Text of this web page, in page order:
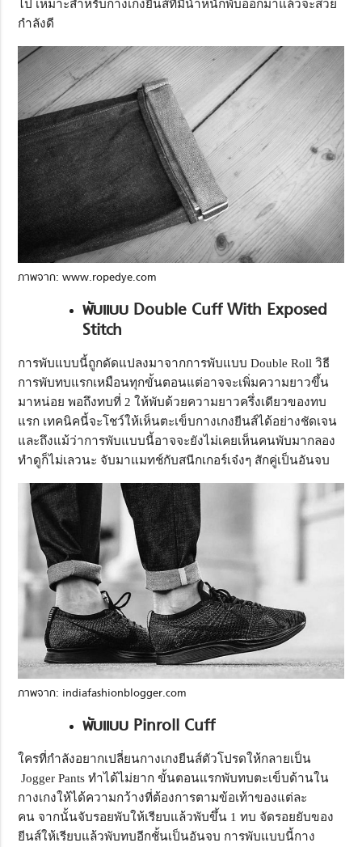
ไป เหมาะสำหรับกางเกงยีนส์ที่มีน้ำหนักพับออกมาแล้วจะสวย
กำลังดี
ภาพจาก: www.ropedye.com
พับแบบ Double Cuff With Exposed
Stitch
การพับแบบนี้ถูกดัดแปลงมาจากการพับแบบ Double Roll วิธี
การพับทบแรกเหมือนทุกขั้นตอนแต่อาจจะเพิ่มความยาวขึ้น
มาหน่อย พอถึงทบที่ 2 ให้พับด้วยความยาวครึ่งเดียวของทบ
แรก เทคนิคนี้จะโชว์ให้เห็นตะเข็บกางเกงยีนส์ได้อย่างชัดเจน
และถึงแม้ว่าการพับแบบนี้อาจจะยังไม่เคยเห็นคนพับมากลอง
ทำดูก็ไม่เลวนะ จับมาแมทช์กับสนีกเกอร์เจ๋งๆ สักคู่เป็นอันจบ
ภาพจาก: indiafashionblogger.com
พับแบบ Pinroll Cuff
ใครที่กำลังอยากเปลี่ยนกางเกงยีนส์ตัวโปรดให้กลายเป็น
Jogger Pants ทำได้ไม่ยาก ขั้นตอนแรกพับทบตะเข็บด้านใน
กางเกงให้ได้ความกว้างที่ต้องการตามข้อเท้าของแต่ละ
คน จากนั้นจับรอยพับให้เรียบแล้วพับขึ้น 1 ทบ จัดรอยยับของ
ยีนส์ให้เรียบแล้วพับทบอีกชั้นเป็นอันจบ การพับแบบนี้กาง